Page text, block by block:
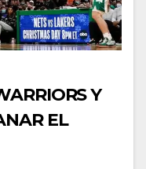
Y
EL